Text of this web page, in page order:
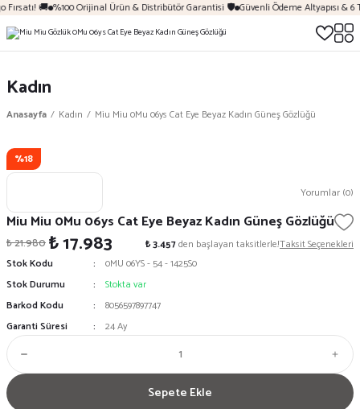
🚚 %100 Orijinal Ürün & Distribütör Garantisi 🛡️ Güvenli Ödeme Altyapısı & 6
Kadın
Anasayfa Kadın Miu Miu 0Mu 06ys Cat Eye Beyaz Kadın Güneş Gözlüğü
%18
Yorumlar (0)
Miu Miu 0Mu 06ys Cat Eye Beyaz Kadın Güneş Gözlüğü
₺ 21.980₺ 17.983 ₺ 3.457den başlayan taksitlerle!Taksit Seçenekleri
Stok Kodu
0MU 06YS - 54 - 1425S0
Stok Durumu
Stokta var
Barkod Kodu
8056597897747
Garanti Süresi
24 Ay
Sepete Ekle